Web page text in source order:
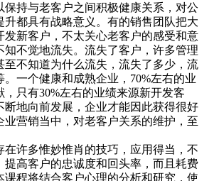
保持与老客户之间积极健康关系，对公
升都具有战略意义。有的销售团队把大
发新客户，不太关心老客户的感受和意
知不觉地流失。流失了客户，许多管理
至不知道为什么流失，流失了多少，流
。一个健康和成熟企业，70%左右的业
只有30%左右的业绩来源新开发客
断地向前发展，企业才能因此获得很好
业营销当中，对老客户关系的维护，至
在许多惟妙惟肖的技巧，应用得当，不
提高客户的忠诚度和回头率，而且耗费
课程将结合客户心理的分析和研究，使